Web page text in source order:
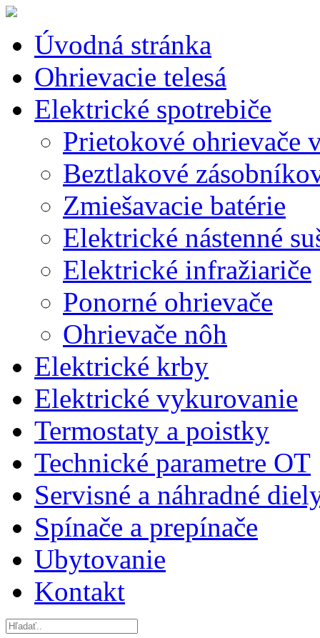
Úvodná stránka
Ohrievacie telesá
Elektrické spotrebiče
Prietokové ohrievače
Beztlakové
Zmiešavacie batérie
Elektrické nástenné
Elektrické infražiariče
Ponorné ohrievače
Ohrievače nôh
Elektrické krby
Elektrické vykurovanie
Termostaty a poistky
Technické parametre OT
Servisné a náhradné
Spínače a prepínače
Ubytovanie
Kontakt